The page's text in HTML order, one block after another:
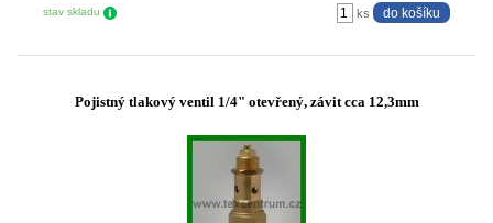
stav skladu ks
Pojistný tlakový ventil 1/4" otevřený, závit cca 12,3mm